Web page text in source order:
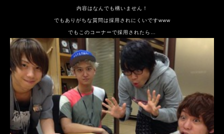
内容はなんでも構いません！
でもありがちな質問は採用されにくいですwww
でもこのコーナーで採用されたら…